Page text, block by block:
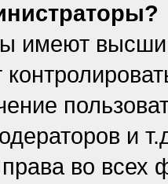
имеют
и
во всех